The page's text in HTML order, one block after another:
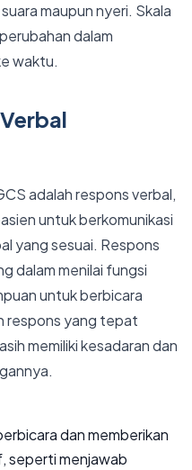
maupun nyeri. Skala
dalam
waktu.
adalah respons verbal,
untuk berkomunikasi
yang sesuai. Respons
dalam menilai fungsi
untuk berbicara
respons yang tepat
memiliki kesadaran dan
dan memberikan
seperti menjawab